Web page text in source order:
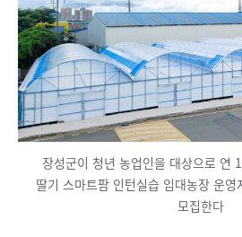
장성군이 청년 농업인을 대상으로 연
딸기 스마트팜 인턴실습 임대농장 운
모집한다